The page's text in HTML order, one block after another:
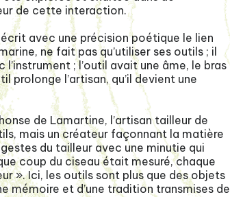
de cette interaction.
avec une précision poétique le lien
ne fait pas qu’utiliser ses outils ; il
; l’outil avait une âme, le bras
prolonge l’artisan, qu’il devient une
de Lamartine, l’artisan tailleur de
mais un créateur façonnant la matière
du tailleur avec une minutie qui
coup du ciseau était mesuré, chaque
». Ici, les outils sont plus que des objets
mémoire et d’une tradition transmises de